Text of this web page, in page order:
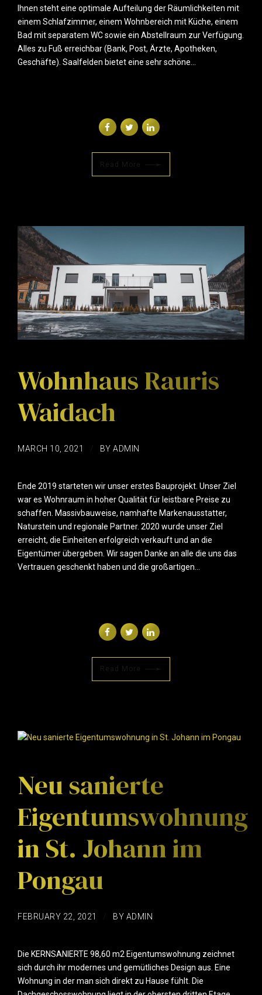
Ihnen steht eine optimale Aufteilung der Räumlichkeiten mit
einem Schlafzimmer, einem Wohnbereich mit Küche, einem
Bad mit separatem WC sowie ein Abstellraum zur Verfügung.
Alles zu Fuß erreichbar (Bank, Post, Ärzte, Apotheken,
Geschäfte). Saalfelden bietet eine sehr schöne...
Read More
Wohnhaus Rauris
Waidach
MARCH 10, 2021 BY ADMIN
Ende 2019 starteten wir unser erstes Bauprojekt. Unser Ziel
war es Wohnraum in hoher Qualität für leistbare Preise zu
schaffen. Massivbauweise, namhafte Markenausstatter,
Naturstein und regionale Partner. 2020 wurde unser Ziel
erreicht, die Einheiten erfolgreich verkauft und an die
Eigentümer übergeben. Wir sagen Danke an alle die uns das
Vertrauen geschenkt haben und die großartigen...
Read More
Neu sanierte
Eigentumswohnung
in St. Johann im
Pongau
FEBRUARY 22, 2021 BY ADMIN
Die KERNSANIERTE 98,60 m2 Eigentumswohnung zeichnet
sich durch ihr modernes und gemütliches Design aus. Eine
Wohnung in der man sich direkt zu Hause fühlt. Die